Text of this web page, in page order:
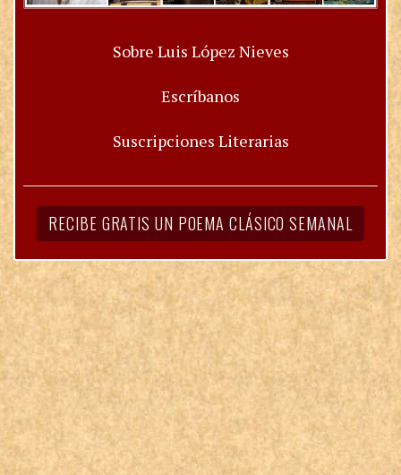
Sobre Luis López Nieves
Escríbanos
Suscripciones Literarias
RECIBE GRATIS UN POEMA CLÁSICO SEMANAL